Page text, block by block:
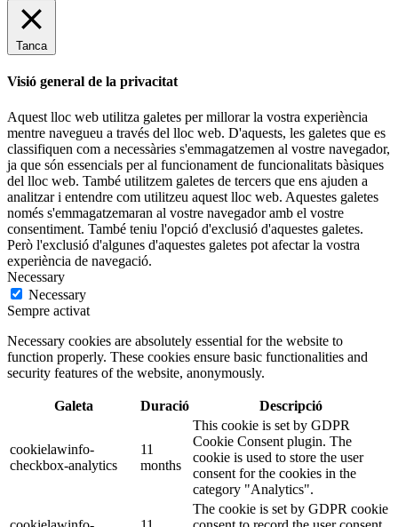
Tanca
Visió general de la privacitat
Aquest lloc web utilitza galetes per millorar la vostra experiència
mentre navegueu a través del lloc web. D'aquests, les galetes que es
classifiquen com a necessàries s'emmagatzemen al vostre navegador,
ja que són essencials per al funcionament de funcionalitats bàsiques
del lloc web. També utilitzem galetes de tercers que ens ajuden a
analitzar i entendre com utilitzeu aquest lloc web. Aquestes galetes
només s'emmagatzemaran al vostre navegador amb el vostre
consentiment. També teniu l'opció d'exclusió d'aquestes galetes.
Però l'exclusió d'algunes d'aquestes galetes pot afectar la vostra
experiència de navegació.
Necessary
Necessary
Sempre activat
Necessary cookies are absolutely essential for the website to
function properly. These cookies ensure basic functionalities and
security features of the website, anonymously.
Galeta Duració Descripció
cookielawinfo-
checkbox-analytics
11
months
This cookie is set by GDPR
Cookie Consent plugin. The
cookie is used to store the user
consent for the cookies in the
category "Analytics".
The cookie is set by GDPR cookie